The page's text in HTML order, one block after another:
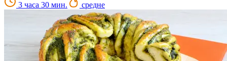
3 часа 30 мин. средне